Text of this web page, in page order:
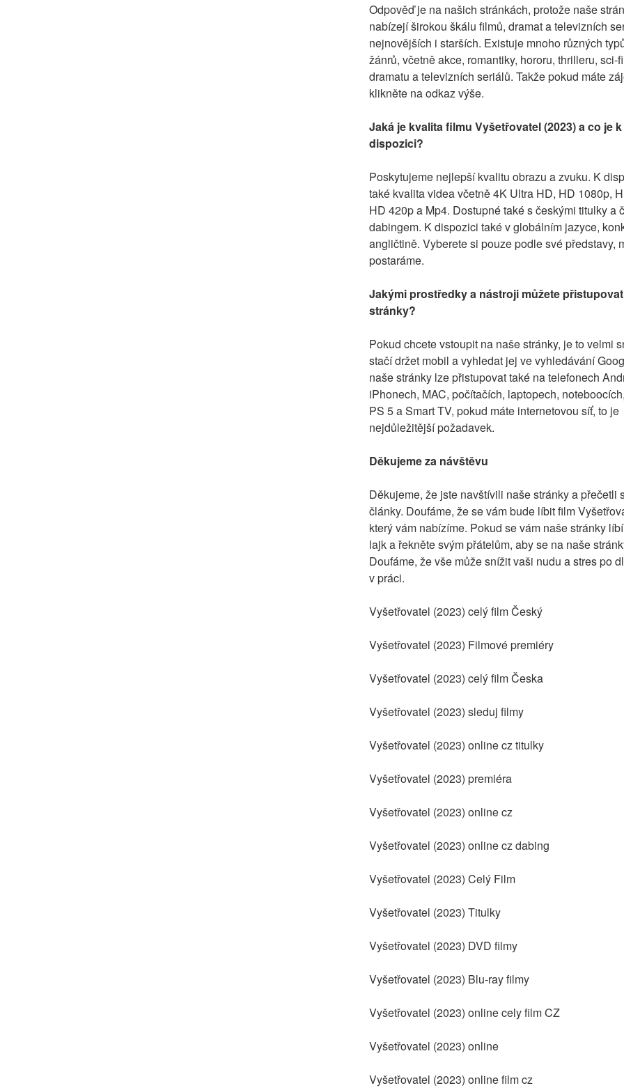
Odpověď je na našich stránkách, protože naše
nabízejí širokou škálu filmů, dramat a televizních
nejnovějších i starších. Existuje mnoho různých
žánrů, včetně akce, romantiky, hororu, thrilleru, sci-
dramatu a televizních seriálů. Takže pokud máte
klikněte na odkaz výše.
Jaká je kvalita filmu Vyšetřovatel (2023) a co je k
dispozici?
Poskytujeme nejlepší kvalitu obrazu a zvuku. K
také kvalita videa včetně 4K Ultra HD, HD 1080p,
HD 420p a Mp4. Dostupné také s českými titulky a
dabingem. K dispozici také v globálním jazyce,
angličtině. Vyberete si pouze podle své představy,
postaráme.
Jakými prostředky a nástroji můžete
stránky?
Pokud chcete vstoupit na naše stránky, je to velmi
stačí držet mobil a vyhledat jej ve vyhledávání
naše stránky lze přistupovat také na telefonech
iPhonech, MAC, počítačích, laptopech,
PS 5 a Smart TV, pokud máte internetovou síť, to je
nejdůležitější požadavek.
Děkujeme za návštěvu
Děkujeme, že jste navštívili naše stránky a přečetli
články. Doufáme, že se vám bude líbit film
který vám nabízíme. Pokud se vám naše stránky
lajk a řekněte svým přátelům, aby se na naše
Doufáme, že vše může snížit vaši nudu a stres po
v práci.
Vyšetřovatel (2023) celý film Český
Vyšetřovatel (2023) Filmové premiéry
Vyšetřovatel (2023) celý film Česka
Vyšetřovatel (2023) sleduj filmy
Vyšetřovatel (2023) online cz titulky
Vyšetřovatel (2023) premiéra
Vyšetřovatel (2023) online cz
Vyšetřovatel (2023) online cz dabing
Vyšetřovatel (2023) Celý Film
Vyšetřovatel (2023) Titulky
Vyšetřovatel (2023) DVD filmy
Vyšetřovatel (2023) Blu-ray filmy
Vyšetřovatel (2023) online cely film CZ
Vyšetřovatel (2023) online
Vyšetřovatel (2023) online film cz